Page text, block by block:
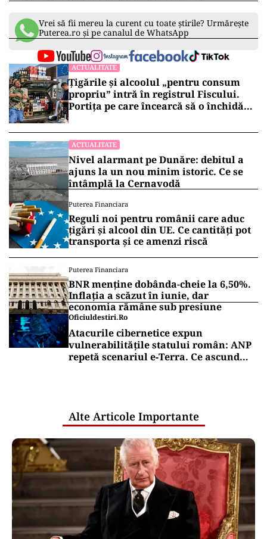
Vrei să fii mereu la curent cu toate știrile? Urmărește
Puterea.ro și pe canalul de WhatsApp
ACTUALITATE
Țigările și alcoolul „pentru consum
propriu” intră în registrul Fiscului.
Portița pe care încearcă să o închidă
ACTUALITATE
Nivel alarmant pe Dunăre: debitul a
ajuns la un nou minim istoric. Ce se
întâmplă la Cernavodă
Puterea Financiara
Reguli noi pentru românii care aduc
țigări și alcool din UE. Ce cantități pot
transporta și ce amenzi riscă
Puterea Financiara
BNR menține dobânda-cheie la 6,50%.
Inflația a scăzut în iunie, dar
economia rămâne sub presiune
Oficiuldestiri.ro
Atacurile cibernetice expun
vulnerabilitățile statului român: ANP
repetă scenariul e‑Terra. Ce ascund
Alte Articole Importante